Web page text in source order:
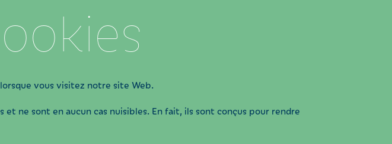
vous visitez notre site Web.
ne sont en aucun cas nuisibles. En fait, ils sont conçus pour rendre